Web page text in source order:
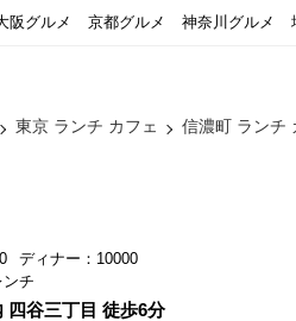
阪グルメ 京都グルメ 神奈川グルメ
東京 ランチ カフェ 信濃町 ランチ
ディナー：10000
チ
四谷三丁目 徒歩6分